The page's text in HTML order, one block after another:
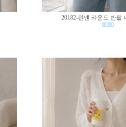
20182-린넨 라운드 반팔